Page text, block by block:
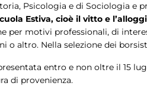
Psicologia e di Sociologia e
Estiva, cioè il vitto e
per motivi professionali, di
o altro. Nella selezione dei
entro e non oltre il 15
di provenienza.